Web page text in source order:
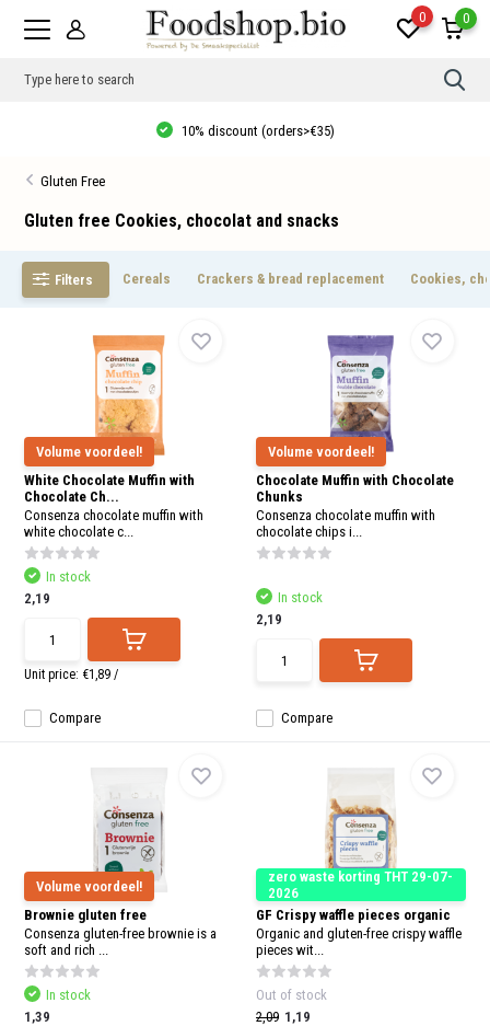
0 0
Use
to
10% discount (orders>€35)
Gluten Free
Gluten free Cookies, chocolat and snacks
Filters Cereals Crackers & bread replacement Cookies,
Volume voordeel!
White Chocolate Muffin with
Chocolate Ch...
Consenza chocolate muffin with
white chocolate c...
Compare
In stock
2,19
Unit price: €1,89 /
Volume voordeel!
Chocolate Muffin with Chocolate
Chunks
Consenza chocolate muffin with
chocolate chips i...
Compare
In stock
2,19
Volume voordeel!
Brownie gluten free
Consenza gluten-free brownie is a
soft and rich ...
In stock
1,39
zero waste korting THT 29-07-
2026
GF Crispy waffle pieces organic
Organic and gluten-free crispy waffle
pieces wit...
Out of stock
2,09 1,19